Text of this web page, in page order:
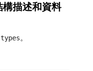
描述和資料
types。